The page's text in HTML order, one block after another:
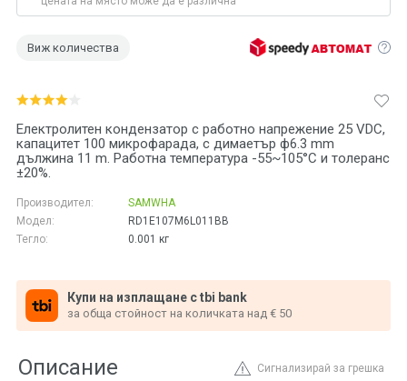
Електролитен кондензатор с работно напрежение 25 VDC,
капацитет 100 микрофарада, с димаетър ф6.3 mm
дължина 11 m. Работна температура -55~105°C и толеранс
±20%.
Производител:
SAMWHA
Модел:
RD1E107M6L011BB
Тегло:
0.001 кг
Купи на изплащане с tbi bank
за обща стойност на количката над € 50
Виж количества
Сигнализирай за грешка
Описание